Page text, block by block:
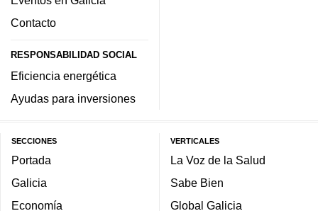
Contacto
RESPONSABILIDAD SOCIAL
Eficiencia energética
Ayudas para inversiones
SECCIONES
Portada
Galicia
Economía
VERTICALES
La Voz de la Salud
Sabe Bien
Global Galicia